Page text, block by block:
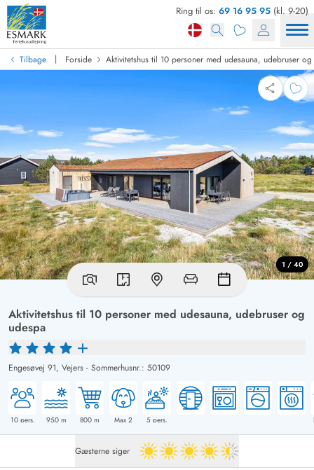
Ring til os: 69 16 95 95 (kl. 9-20)
Tilbage | Forside Aktivitetshus til 10 personer med udesauna, udebruser
Aktivitetshus til 10 personer med udesauna, udebruser og
udespa
Engesøvej 91, Vejers - Sommerhusnr.: 50109
10pers. 950m 800 m Max 2 5 pers.
1 / 40
Gæsterne siger 4.5 ud af 5